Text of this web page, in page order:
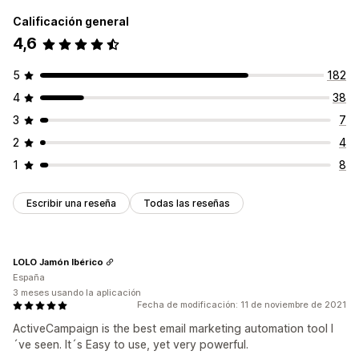
Calificación general
4,6
5
182
4
38
3
7
2
4
1
8
Escribir una reseña Todas las reseñas
Fecha de modificación: 11 de noviembre de 2021
ActiveCampaign is the best email marketing automation tool I
´ve seen. It´s Easy to use, yet very powerful.
LOLO Jamón Ibérico
España
3 meses usando la aplicación